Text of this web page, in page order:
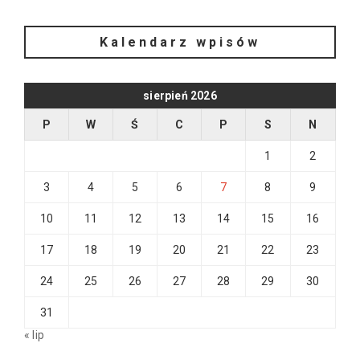
Kalendarz wpisów
sierpień 2026
P W Ś C P S N
1 2
3 4 5 6 7 8 9
10 11 12 13 14 15 16
17 18 19 20 21 22 23
24 25 26 27 28 29 30
31
« lip